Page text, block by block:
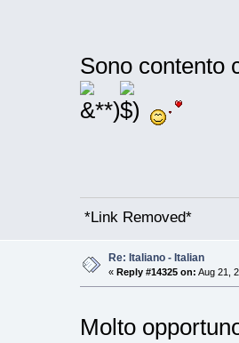
Sono contento
*Link Removed*
Re: Italiano - Italian
« Reply #14325 on: Aug 21,
Molto